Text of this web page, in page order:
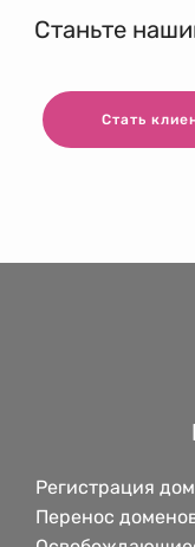
Станьте
Стать
Регистрация
Перенос